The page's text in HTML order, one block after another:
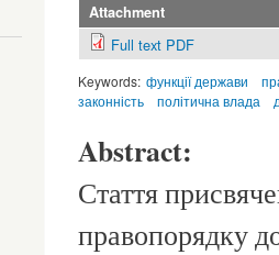
Attachment
Full text PDF
Keywords: функції держави
законність
політична влада
Abstract:
Стаття
правопорядку